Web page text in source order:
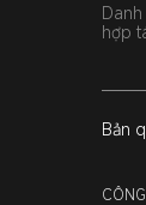
hợp
Bản